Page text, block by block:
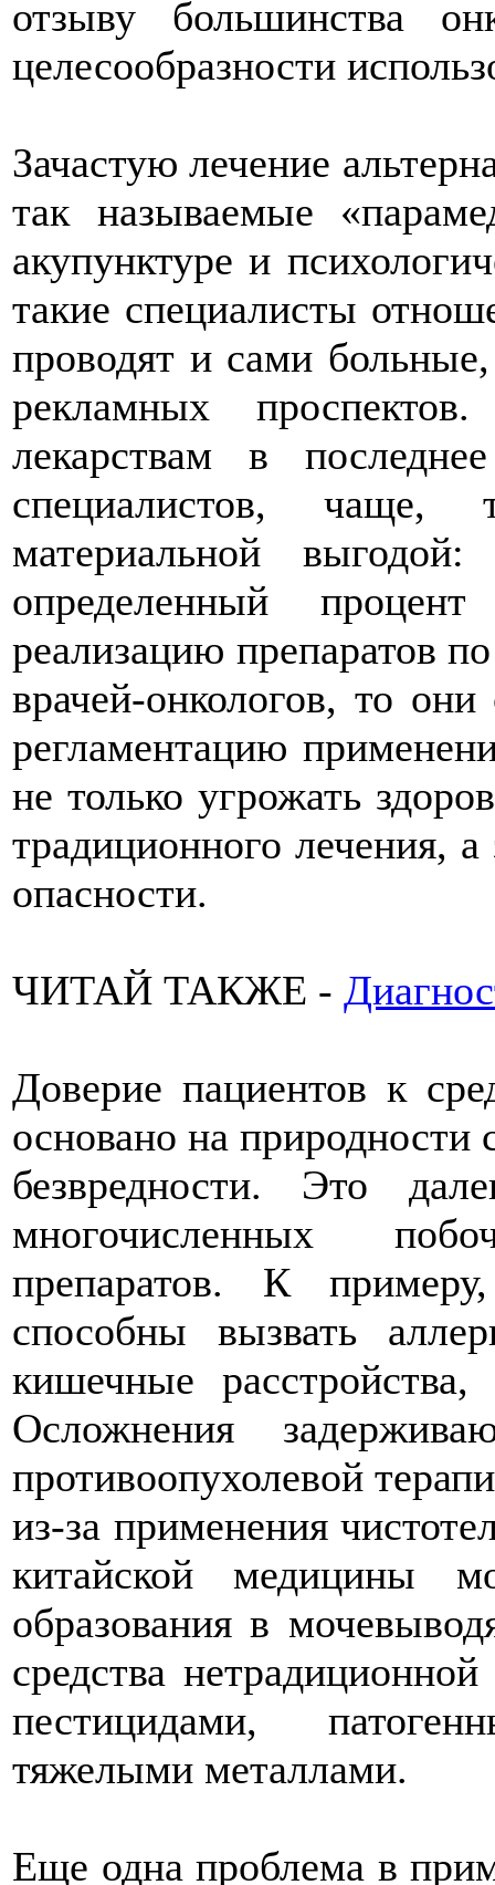
отзыву большинства
целесообразности
Зачастую лечение
так называемые
акупунктуре и
такие специалисты
проводят и сами
рекламных
лекарствам в
специалистов, чаще,
материальной
определенный
реализацию препаратов
врачей-онкологов, то
регламентацию
не только угрожать
традиционного лечения,
опасности.
ЧИТАЙ ТАКЖЕ -
Доверие пациентов к
основано на природности
безвредности. Это
многочисленных
препаратов. К
способны вызвать
кишечные
Осложнения
противоопухолевой
из-за применения
китайской медицины
образования в
средства
пестицидами,
тяжелыми металлами.
Еще одна проблема в